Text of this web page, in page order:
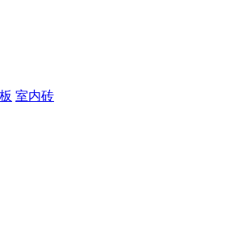
室内砖